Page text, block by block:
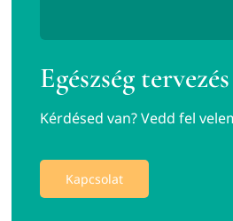
Egészség tervezés
Kérdésed van? Vedd fel
Kapcsolat